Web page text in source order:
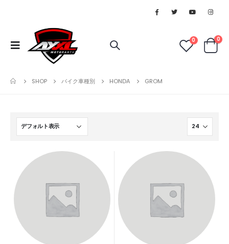
0 0
SHOP バイク車種別 HONDA GROM